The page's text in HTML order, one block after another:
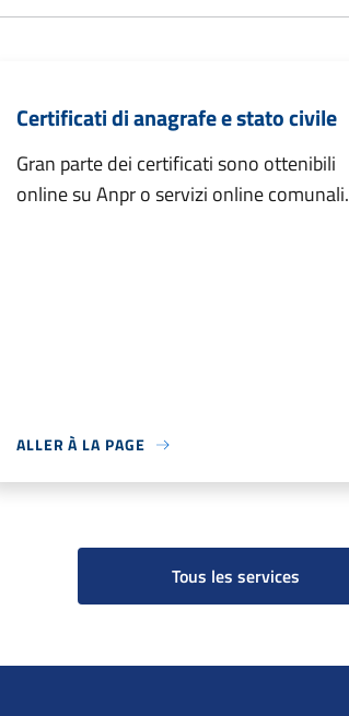
Certificati di anagrafe e stato civile
Gran parte dei certificati sono ottenibili
online su Anpr o servizi online comunali.
ALLER À LA PAGE
Tous les services